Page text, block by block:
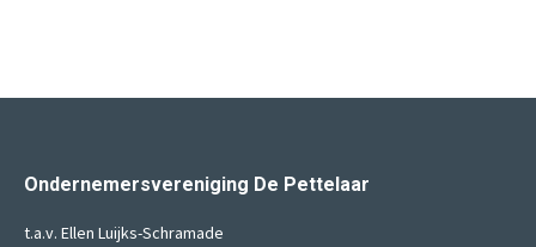
Ondernemersvereniging De Pettelaar
t.a.v. Ellen Luijks-Schramade